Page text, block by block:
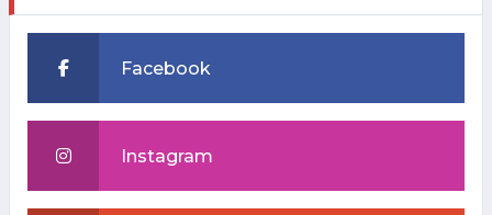
Facebook
Instagram